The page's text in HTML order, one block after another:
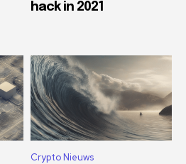
hack in 2021
Crypto Nieuws